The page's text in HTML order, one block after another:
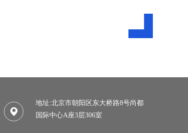
地址:北京市朝阳区东大桥路8号尚都
国际中心A座3层306室